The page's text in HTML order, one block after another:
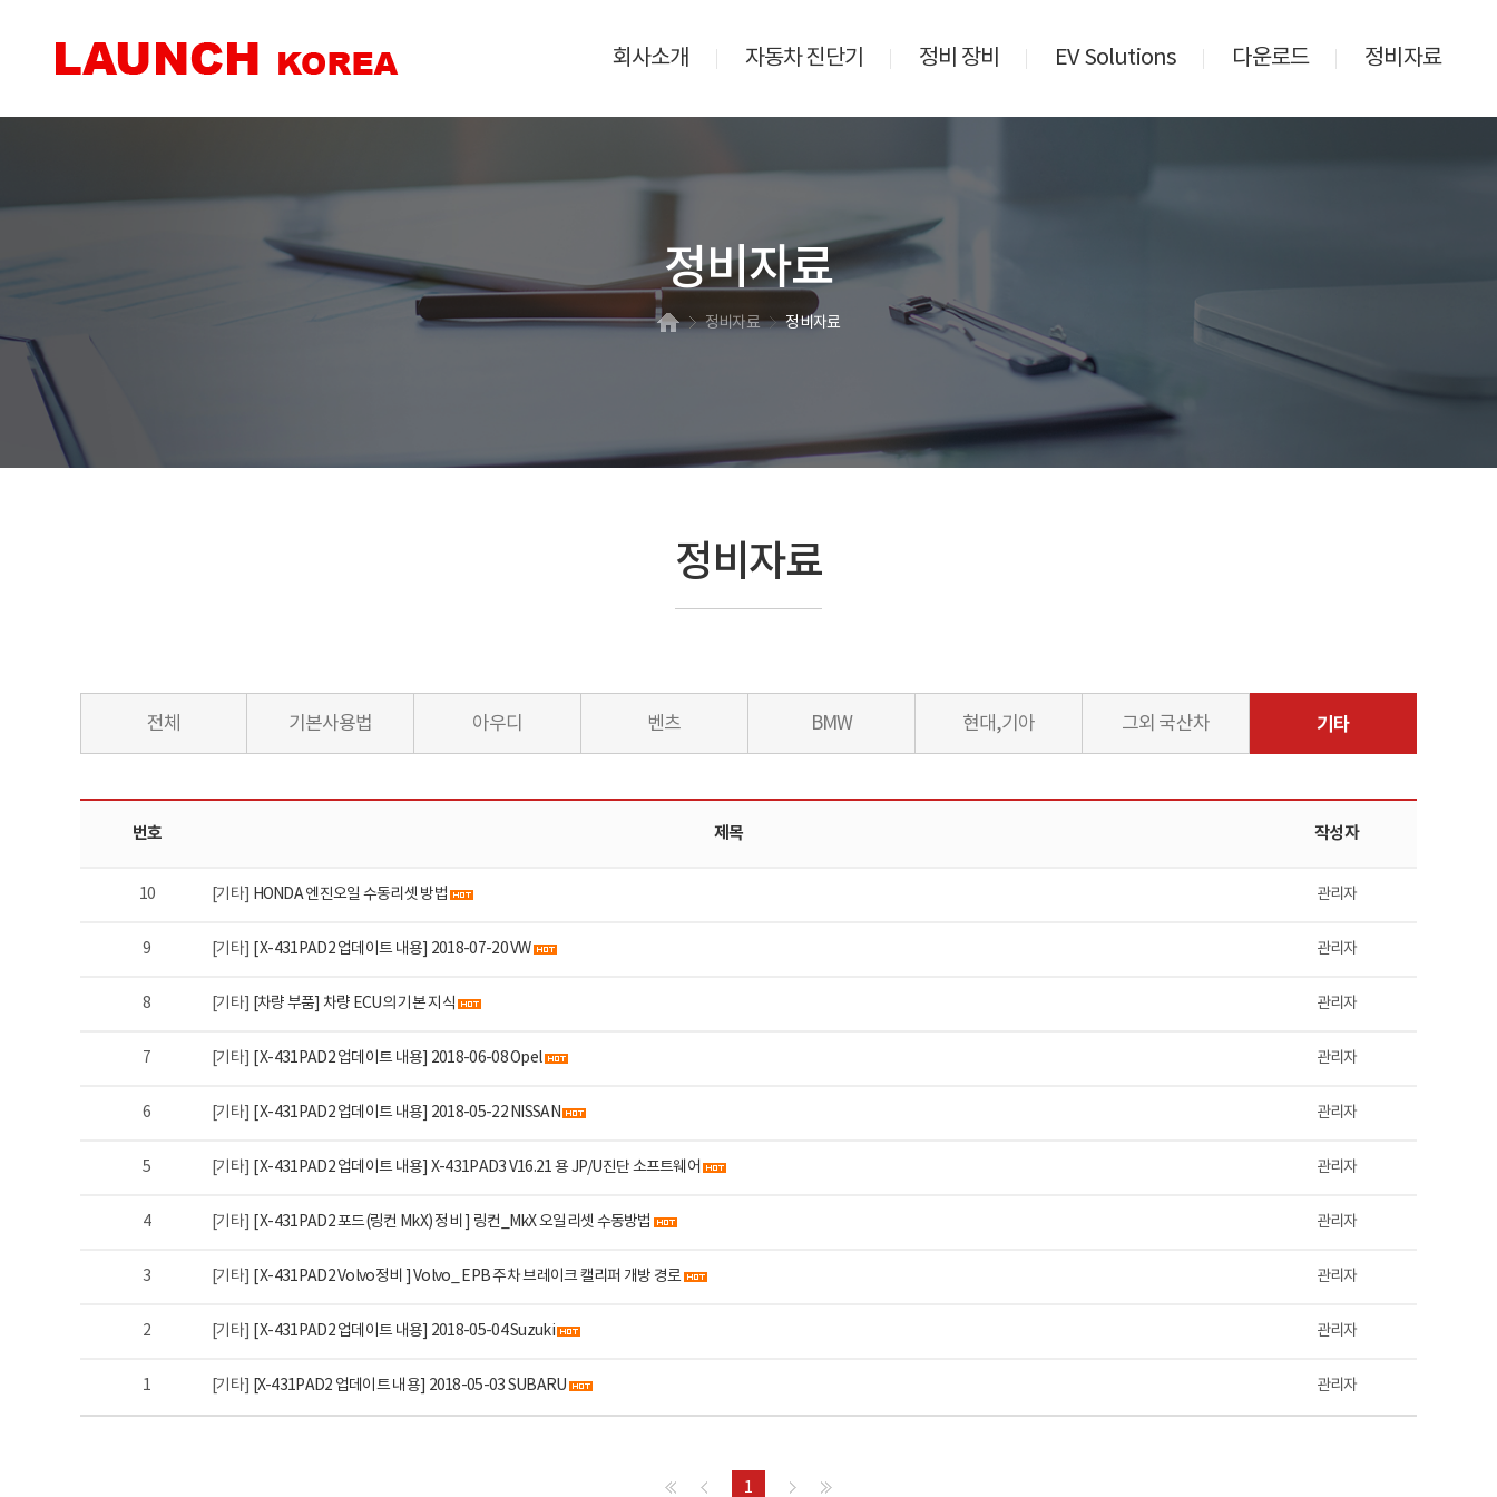
회사소개 자동차 진단기 정비 장비 EV Solutions 다운로드 정비자료
정비자료
정비자료 정비자료
정비자료
전체 기본사용법 아우디 벤츠 BMW 현대,기아 그외 국산차 기타
번호 제목 작성자
10 [기타] HONDA 엔진오일 수동리셋 방법 관리자
9 [기타] [ X-431PAD2 업데이트 내용] 2018-07-20 VW 관리자
8 [기타] [차량 부품] 차량 ECU의 기본 지식 관리자
7 [기타] [ X-431PAD2 업데이트 내용] 2018-06-08 Opel 관리자
6 [기타] [ X-431PAD2 업데이트 내용] 2018-05-22 NISSAN 관리자
5 [기타] [ X-431PAD2 업데이트 내용] X-431PAD3 V16.21 용 JP/U진단 소프트웨어 관리자
4 [기타] [ X-431PAD2 포드(링컨 MkX) 정비 ] 링컨_MkX 오일리셋 수동방법 관리자
3 [기타] [ X-431PAD2 Volvo정비 ] Volvo_ EPB 주차 브레이크 캘리퍼 개방 경로 관리자
2 [기타] [ X-431PAD2 업데이트 내용] 2018-05-04 Suzuki 관리자
1 [기타] [X-431PAD2 업데이트 내용] 2018-05-03 SUBARU 관리자
1